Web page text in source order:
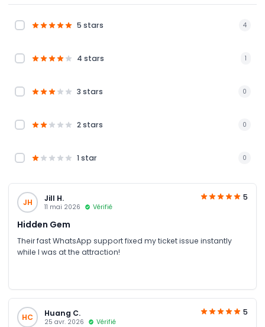
Résolvez le meurtre près de l'Empire State Building
MoMA PS1
Luna Park à Coney Island
5 stars 4
4 stars 1
3 stars 0
2 stars 0
1 star 0
JH Jill H.
11 mai 2026 Vérifié
5
Hidden Gem
Their fast WhatsApp support fixed my ticket issue instantly
while I was at the attraction!
HC Huang C.
25 avr. 2026 Vérifié
5